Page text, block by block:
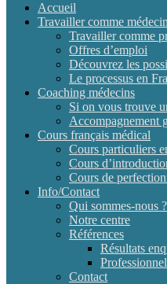
content
Accueil
Travailler comme médecin
Travailler comme
Offres d’emploi
Découvrez les
Le processus en
Coaching médecins
Si on vous trouve
Accompagnement
Cours français médical
Cours particuliers
Cours
Cours de
Info/Contact
Qui sommes-nous ?
Notre centre
Références
Résultats
Contact